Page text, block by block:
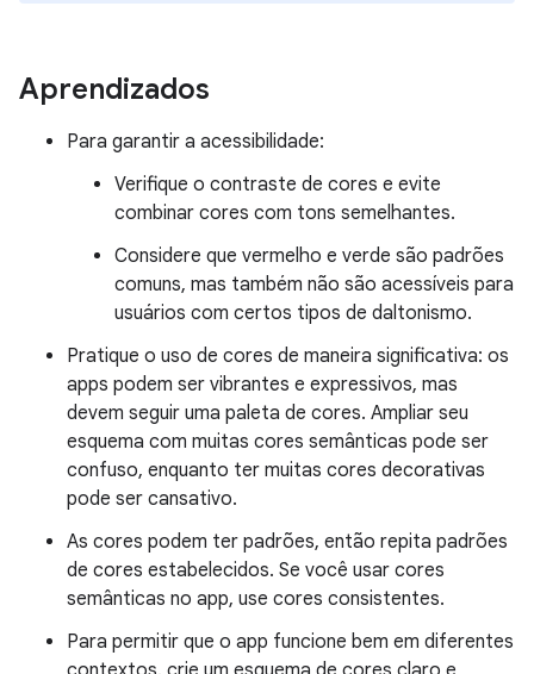
Aprendizados
Para garantir a acessibilidade:
Verifique o contraste de cores e evite
combinar cores com tons semelhantes.
Considere que vermelho e verde são padrões
comuns, mas também não são acessíveis para
usuários com certos tipos de daltonismo.
Pratique o uso de cores de maneira significativa: os
apps podem ser vibrantes e expressivos, mas
devem seguir uma paleta de cores. Ampliar seu
esquema com muitas cores semânticas pode ser
confuso, enquanto ter muitas cores decorativas
pode ser cansativo.
As cores podem ter padrões, então repita padrões
de cores estabelecidos. Se você usar cores
semânticas no app, use cores consistentes.
Para permitir que o app funcione bem em diferentes